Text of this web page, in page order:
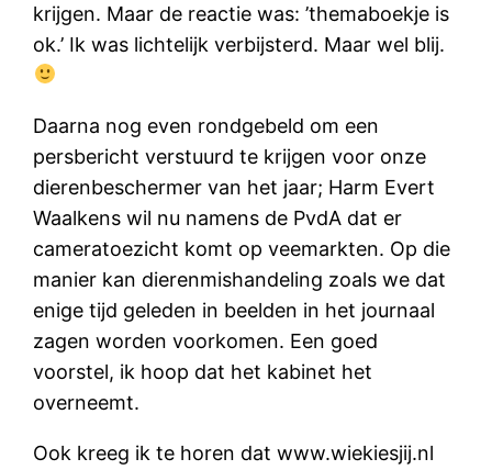
krijgen. Maar de reactie was: ’themaboekje is
ok.’ Ik was lichtelijk verbijsterd. Maar wel blij.
Daarna nog even rondgebeld om een
persbericht verstuurd te krijgen voor onze
dierenbeschermer van het jaar; Harm Evert
Waalkens wil nu namens de PvdA dat er
cameratoezicht komt op veemarkten. Op die
manier kan dierenmishandeling zoals we dat
enige tijd geleden in beelden in het journaal
zagen worden voorkomen. Een goed
voorstel, ik hoop dat het kabinet het
overneemt.
Ook kreeg ik te horen dat www.wiekiesjij.nl